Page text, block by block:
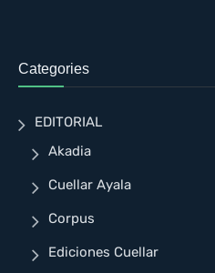
Categories
EDITORIAL
Akadia
Cuellar Ayala
Corpus
Ediciones Cuellar